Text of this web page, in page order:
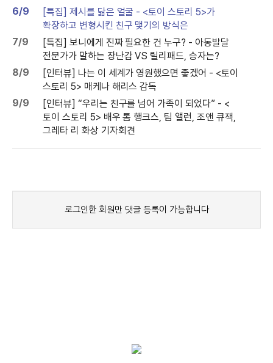
6/9
[특집] 제시를 닮은 얼굴 - <토이 스토리 5>가
확장하고 변형시킨 친구 맺기의 방식은
7/9
[특집] 보니에게 진짜 필요한 건 누구? - 아동발달
전문가가 말하는 장난감 VS 릴리패드, 승자는?
8/9
[인터뷰] 나는 이 세계가 영원했으면 좋겠어 - <토이
스토리 5> 매케나 해리스 감독
9/9
[인터뷰] “우리는 친구를 넘어 가족이 되었다” - <
토이 스토리 5> 배우 톰 행크스, 팀 앨런, 조앤 큐잭,
그레타 리 화상 기자회견